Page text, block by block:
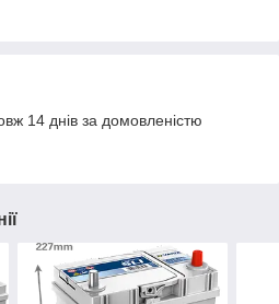
14 днів за домовленістю